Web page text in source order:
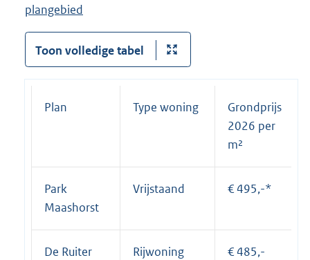
plangebied
Toon volledige tabel
Plan Type woning
Grondprijs
2026 per
m²
Park
Maashorst
Vrijstaand € 495,-*
De Ruiter Rijwoning € 485,-